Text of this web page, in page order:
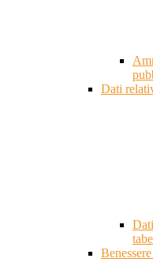
Dati